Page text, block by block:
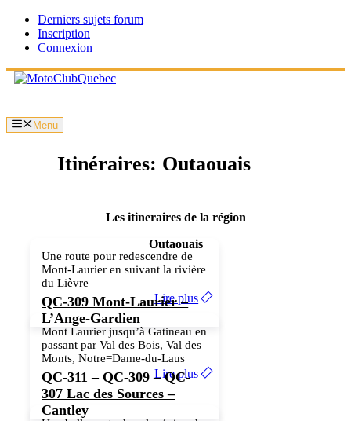
Aller
contenu
Derniers sujets forum
Inscription
Connexion
Menu
Itinéraires: Outaouais
Les itineraires de la région
Outaouais
Une route pour redescendre de
Mont-Laurier en suivant la rivière
du Lièvre
Lire plus
QC-309 Mont-Laurier –
L’Ange-Gardien
Mont Laurier jusqu’à Gatineau en
passant par Val des Bois, Val des
Monts, Notre=Dame-du-Laus
Lire plus
QC-311 – QC-309 – QC-
307 Lac des Sources –
Cantley